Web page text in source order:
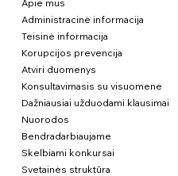
Apie mus
Administracinė informacija
Teisinė informacija
Korupcijos prevencija
Atviri duomenys
Konsultavimasis su visuomene
Dažniausiai užduodami klausimai
Nuorodos
Bendradarbiaujame
Skelbiami konkursai
Svetainės struktūra